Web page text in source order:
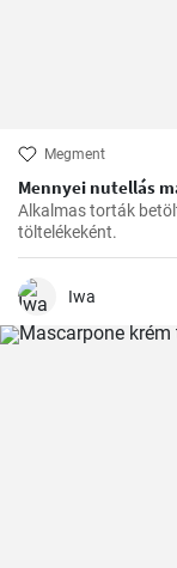
Megment
Mennyei nutellás
Alkalmas torták
töltelékeként.
Iwa